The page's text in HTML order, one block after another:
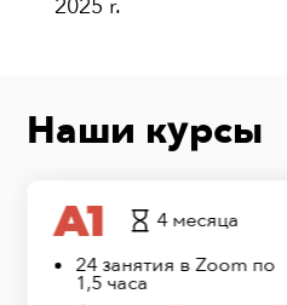
2025 r.
Наши курсы
A1
4 месяца
24 занятия в Zoom по
1,5 часа